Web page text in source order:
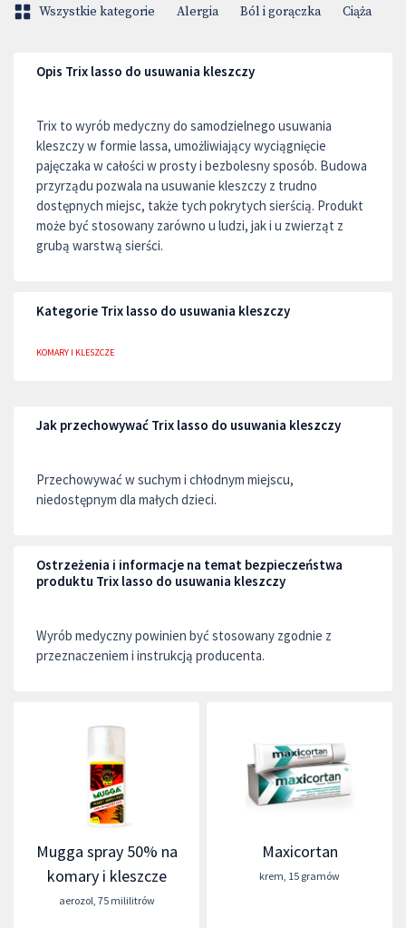
Wszystkie kategorie Alergia Ból i gorączka Ciąża
Opis Trix lasso do usuwania kleszczy
Trix to wyrób medyczny do samodzielnego usuwania
kleszczy w formie lassa, umożliwiający wyciągnięcie
pajęczaka w całości w prosty i bezbolesny sposób. Budowa
przyrządu pozwala na usuwanie kleszczy z trudno
dostępnych miejsc, także tych pokrytych sierścią. Produkt
może być stosowany zarówno u ludzi, jak i u zwierząt z
grubą warstwą sierści.
Kategorie Trix lasso do usuwania kleszczy
KOMARY I KLESZCZE
Jak przechowywać Trix lasso do usuwania kleszczy
Przechowywać w suchym i chłodnym miejscu,
niedostępnym dla małych dzieci.
Ostrzeżenia i informacje na temat bezpieczeństwa
produktu Trix lasso do usuwania kleszczy
Wyrób medyczny powinien być stosowany zgodnie z
przeznaczeniem i instrukcją producenta.
Mugga spray 50% na
komary i kleszcze
aerozol, 75 mililitrów
Maxicortan
krem, 15 gramów